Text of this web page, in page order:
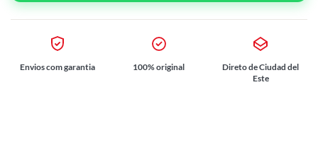
Envios com garantia 100% original
Direto de Ciudad del
Este